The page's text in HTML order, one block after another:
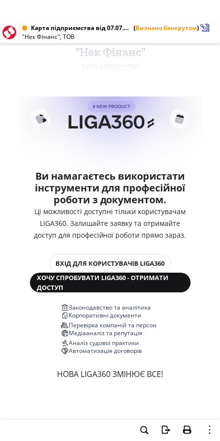
Карта підприємства від 07.07.2016 № 37886727 (Визнано банкрутом)
"Нек Фінанс", ТОВ
"Нек Фінанс"
Ви намагаєтесь використати
інструменти для професійної
роботи з документом.
Ці можливості доступні тільки користувачам
LIGA360. Залишайте заявку та отримайте
доступ для професійної роботи прямо зараз.
ВХІД ДЛЯ КОРИСТУВАЧІВ LIGA360
ХОЧУ СПРОБУВАТИ LIGA360 - ОТРИМАТИ
ДОСТУП
Законодавство та аналітика
Корпоративні документи
Перевірка компаній та персон
Медіааналіз та репутація
Аналіз судової практики
Автоматизація договорів
НОВА LIGA360 ЗМІНЮЄ ВСЕ!